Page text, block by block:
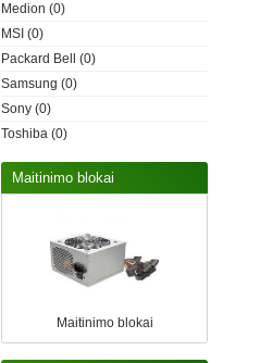
Medion (0)
MSI (0)
Packard Bell
(0)
Samsung (0)
Sony (0)
Toshiba (0)
Maitinimo blokai
Maitinimo blokai